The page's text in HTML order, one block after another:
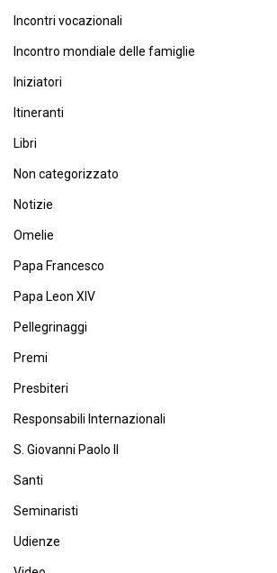
Incontri vocazionali
Incontro mondiale delle famiglie
Iniziatori
Itineranti
Libri
Non categorizzato
Notizie
Omelie
Papa Francesco
Papa Leon XIV
Pellegrinaggi
Premi
Presbiteri
Responsabili Internazionali
S. Giovanni Paolo II
Santi
Seminaristi
Udienze